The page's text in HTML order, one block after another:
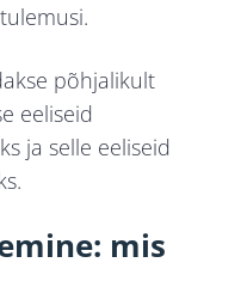
põhjalikult
eeliseid
ja selle eeliseid
mis